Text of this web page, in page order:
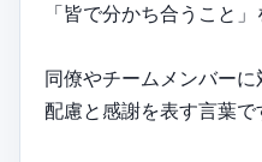
「皆で分かち合うこと」
同僚やチームメンバーに
配慮と感謝を表す言葉で